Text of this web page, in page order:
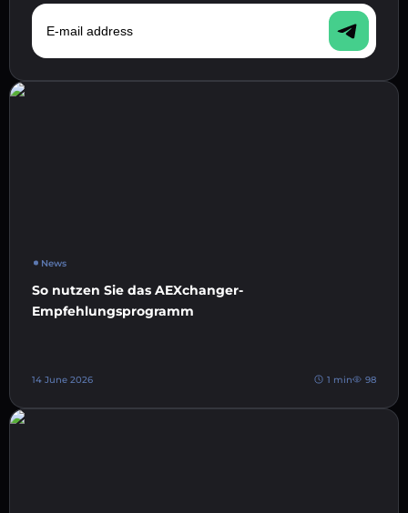
E-mail address
News
So nutzen Sie das AEXchanger-
Empfehlungsprogramm
14 June 2026 1 min 98